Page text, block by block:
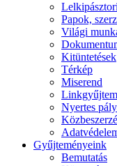
Papok,
Világi
Kitüntetések
Térkép
Miserend
Nyertes
Gyűjteményeink
Bemutatás